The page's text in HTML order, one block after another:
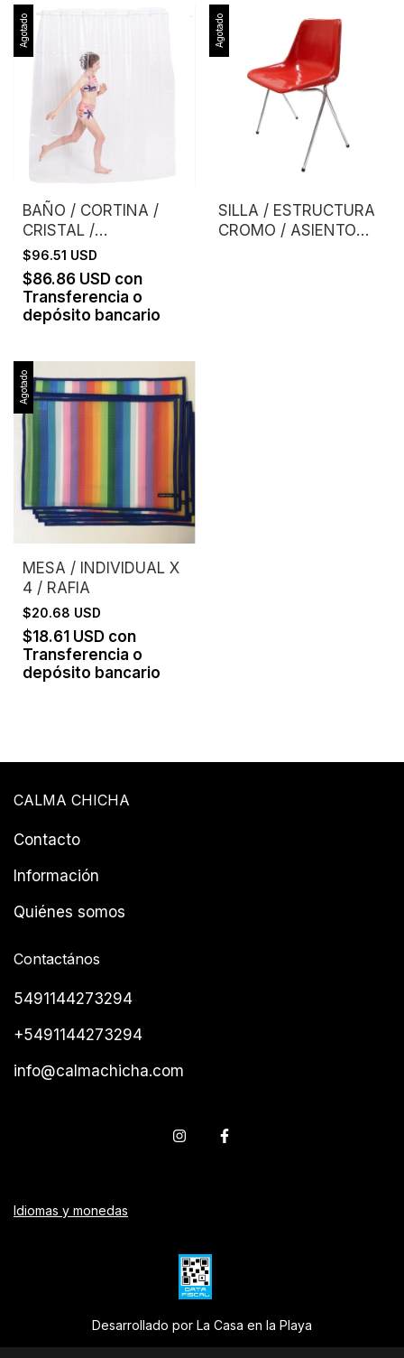
Agotado
BAÑO / CORTINA /
CRISTAL /
TRANSPARENTE
$96.51 USD
$86.86 USD con
Transferencia o
depósito bancario
Agotado
SILLA / ESTRUCTURA
CROMO / ASIENTO
Agotado
MESA / INDIVIDUAL X
4 / RAFIA
$20.68 USD
$18.61 USD con
Transferencia o
depósito bancario
CALMA CHICHA
Contacto
Información
Quiénes somos
Contactános
5491144273294
+5491144273294
info@calmachicha.com
Idiomas y monedas
Desarrollado por La Casa en la Playa